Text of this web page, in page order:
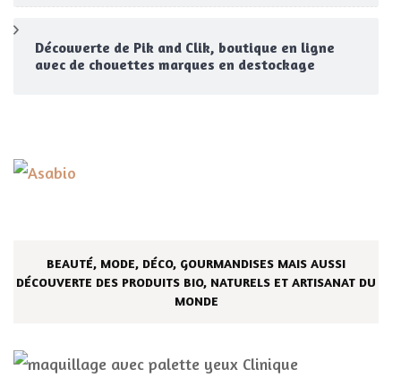
Découverte de Pik and Clik, boutique en ligne
avec de chouettes marques en destockage
BEAUTÉ, MODE, DÉCO, GOURMANDISES MAIS AUSSI
DÉCOUVERTE DES PRODUITS BIO, NATURELS ET ARTISANAT DU
MONDE